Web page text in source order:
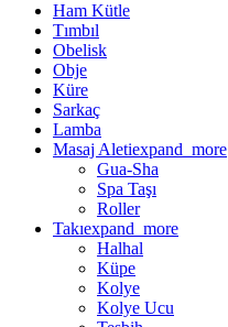
Ham Kütle
Tımbıl
Obelisk
Obje
Küre
Sarkaç
Lamba
Masaj Aletiexpand_more
Gua-Sha
Spa Taşı
Roller
Takıexpand_more
Halhal
Küpe
Kolye
Kolye Ucu